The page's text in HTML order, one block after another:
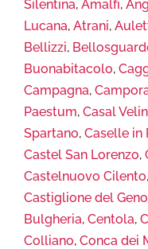
Silentina, Amalfi,
Lucana, Atrani,
Bellizzi,
Buonabitacolo,
Campagna,
Paestum, Casal
Spartano, Caselle in
Castel San Lorenzo,
Castelnuovo Cilento,
Castiglione del
Bulgheria, Centola,
Colliano, Conca dei